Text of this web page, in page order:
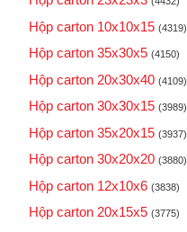
Hộp carton 10x10x15 (4319)
Hộp carton 35x30x5 (4150)
Hộp carton 20x30x40 (4109)
Hộp carton 30x30x15 (3989)
Hộp carton 35x20x15 (3937)
Hộp carton 30x20x20 (3880)
Hộp carton 12x10x6 (3838)
Hộp carton 20x15x5 (3775)